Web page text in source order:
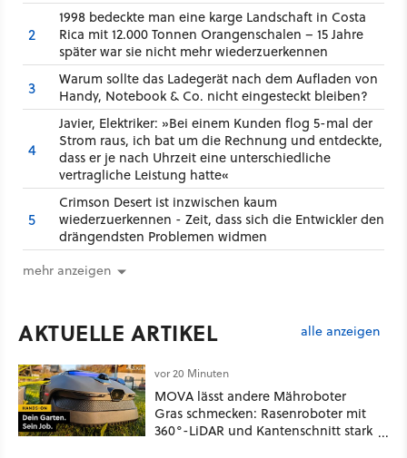
2
1998 bedeckte man eine karge Landschaft in Costa
Rica mit 12.000 Tonnen Orangenschalen – 15 Jahre
später war sie nicht mehr wiederzuerkennen
3
Warum sollte das Ladegerät nach dem Aufladen von
Handy, Notebook & Co. nicht eingesteckt bleiben?
4
Javier, Elektriker: »Bei einem Kunden flog 5-mal der
Strom raus, ich bat um die Rechnung und entdeckte,
dass er je nach Uhrzeit eine unterschiedliche
vertragliche Leistung hatte«
5
Crimson Desert ist inzwischen kaum
wiederzuerkennen - Zeit, dass sich die Entwickler den
drängendsten Problemen widmen
mehr anzeigen
AKTUELLE ARTIKEL alle anzeigen
vor 20 Minuten
MOVA lässt andere Mähroboter
Gras schmecken: Rasenroboter mit
360°-LiDAR und Kantenschnitt stark